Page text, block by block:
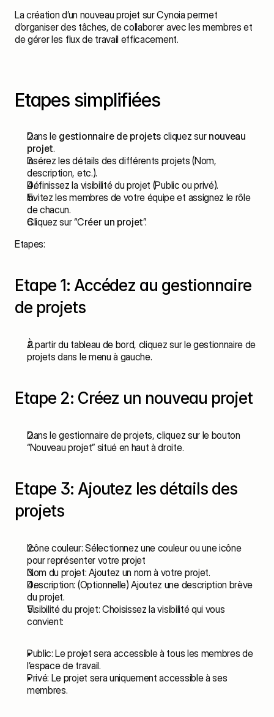
La création d’un nouveau projet sur Cynoia permet
d’organiser des tâches, de collaborer avec les membres et
de gérer les flux de travail efficacement.
Etapes simplifiées
Dans le gestionnaire de projets cliquez sur nouveau
projet.
Insérez les détails des différents projets (Nom,
description, etc.).
Définissez la visibilité du projet (Public ou privé).
Invitez les membres de votre équipe et assignez le rôle
de chacun.
Cliquez sur “Créer un projet”.
Etapes:
Etape 1: Accédez au gestionnaire
de projets
À partir du tableau de bord, cliquez sur le gestionnaire de
projets dans le menu à gauche.
Etape 2: Créez un nouveau projet
Dans le gestionnaire de projets, cliquez sur le bouton
“Nouveau projet” situé en haut à droite.
Etape 3: Ajoutez les détails des
projets
Icône couleur: Sélectionnez une couleur ou une icône
pour représenter votre projet
Nom du projet: Ajoutez un nom à votre projet.
Description: (Optionnelle) Ajoutez une description brève
du projet.
Visibilité du projet: Choisissez la visibilité qui vous
convient:
Public: Le projet sera accessible à tous les membres de
l’espace de travail.
Privé: Le projet sera uniquement accessible à ses
membres.